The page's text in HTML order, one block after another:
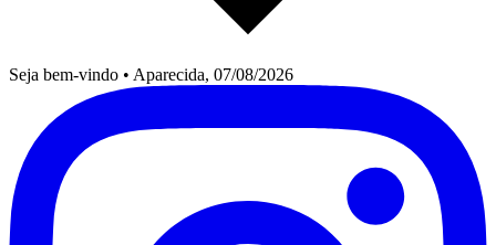
Seja bem-vindo • Aparecida, 07/08/2026